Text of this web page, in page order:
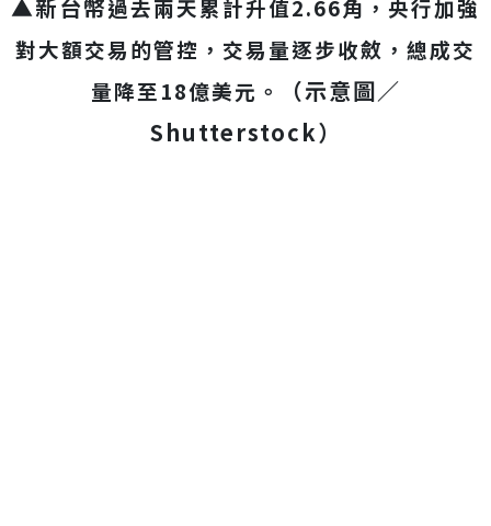
▲新台幣過去兩天累計升值2.66角，央行加強
對大額交易的管控，交易量逐步收斂，總成交
量降至18億美元。
（示意圖／
Shutterstock）